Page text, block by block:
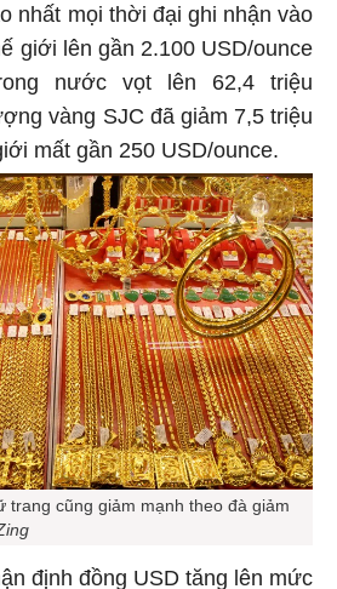
nhất mọi thời đại ghi nhận vào
giới lên gần 2.100 USD/ounce
nước vọt lên 62,4 triệu
vàng SJC đã giảm 7,5 triệu
mất gần 250 USD/ounce.
trang cũng giảm mạnh theo đà giảm
định đồng USD tăng lên mức